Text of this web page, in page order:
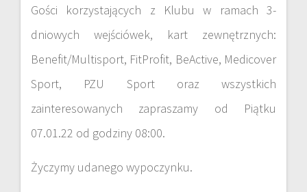
Gości korzystających z Klubu w ramach 3-
dniowych wejściówek, kart zewnętrznych:
Benefit/Multisport, FitProfit, BeActive, Medicover
Sport, PZU Sport oraz wszystkich
zainteresowanych zapraszamy od Piątku
07.01.22 od godziny 08:00.
Życzymy udanego wypoczynku.